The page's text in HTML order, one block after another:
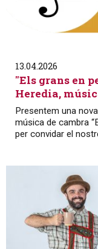
13.04.2026
"Els grans en
Heredia,
Presentem una
música de cambra
per convidar el